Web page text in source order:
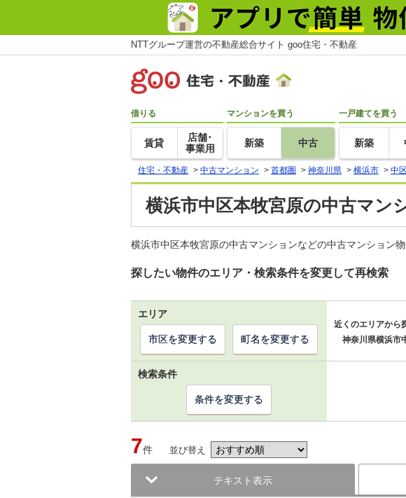
NTTグループ運営の不動産総合サイト goo住宅・不動産
借りる
賃貸
店舗･
事業用
マンションを買う
新築 中古
一戸建てを買う
新築
住宅・不動産 > 中古マンション > 首都圏 > 神奈川県 > 横浜市 > 中区
横浜市中区本牧宮原の中古マン
横浜市中区本牧宮原の中古マンションなどの中古マンション
探したい物件のエリア・検索条件を変更して再検索
エリア
近くのエリアから
神奈川県横浜市
市区を変更する 町名を変更する
検索条件
条件を変更する
7件 並び替え
テキスト表示